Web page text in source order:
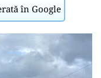
în Google